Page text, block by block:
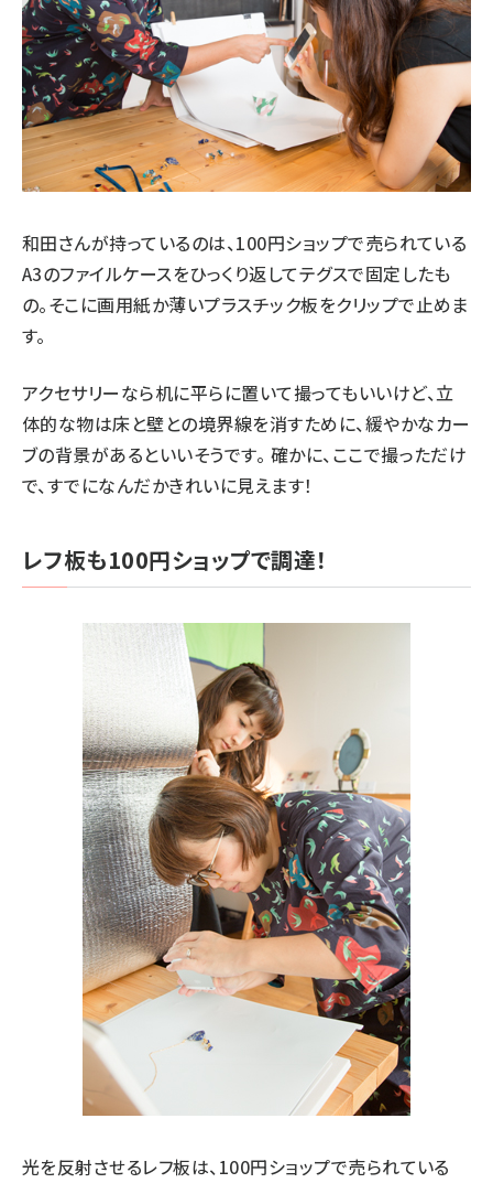
和田さんが持っているのは、100円ショップで売られている
A3のファイルケースをひっくり返してテグスで固定したも
の。そこに画用紙か薄いプラスチック板をクリップで止めま
す。
アクセサリーなら机に平らに置いて撮ってもいいけど、立
体的な物は床と壁との境界線を消すために、緩やかなカー
ブの背景があるといいそうです。 確かに、ここで撮っただけ
で、すでになんだかきれいに見えます！
レフ板も100円ショップで調達！
光を反射させるレフ板は、100円ショップで売られている